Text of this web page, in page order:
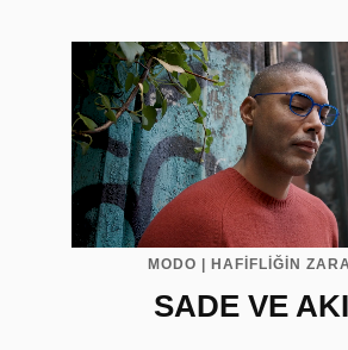
MODO | HAFİFLİĞİN
SADE VE